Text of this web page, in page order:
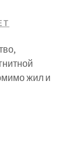
жил и